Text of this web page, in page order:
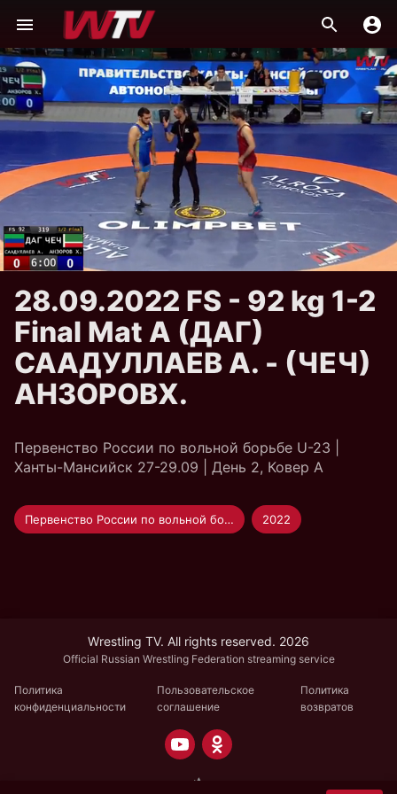
28.09.2022 FS - 92 kg 1-2
Final Mat А (ДАГ)
СААДУЛЛАЕВ А. - (ЧЕЧ)
АНЗОРОВХ.
Первенство России по вольной борьбе U-23 |
Ханты-Мансийск 27-29.09 | День 2, Ковер А
Первенство России по вольной борьбе U-23 2022
Wrestling TV. All rights reserved. 2026
Official Russian Wrestling Federation streaming service
Политика
конфиденциальности
Пользовательское
соглашение
Политика
возвратов